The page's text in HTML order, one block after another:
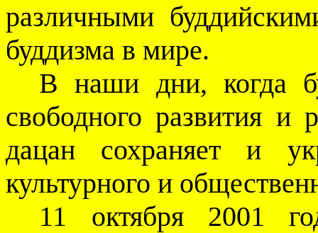
различными
буддизма в мире.
В наши дни, когда
свободного развития и
дацан сохраняет и
культурного и
11 октября 2001